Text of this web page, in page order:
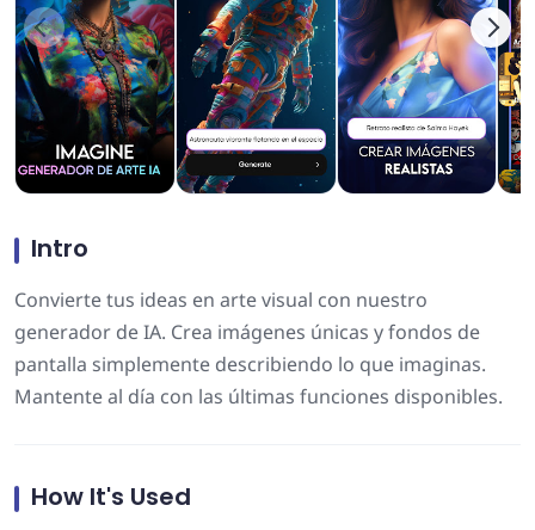
Intro
Convierte tus ideas en arte visual con nuestro
generador de IA. Crea imágenes únicas y fondos de
pantalla simplemente describiendo lo que imaginas.
Mantente al día con las últimas funciones disponibles.
How It's Used